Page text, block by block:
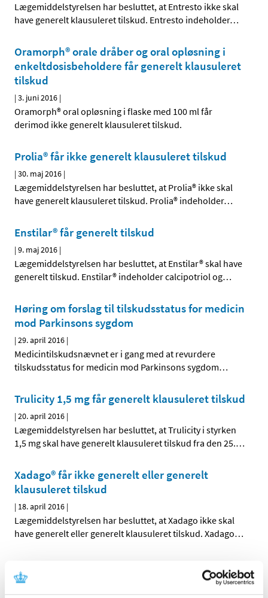
Lægemiddelstyrelsen har besluttet, at Entresto ikke skal
have generelt klausuleret tilskud. Entresto indeholder…
Oramorph® orale dråber og oral opløsning i
enkeltdosisbeholdere får generelt klausuleret
tilskud
|3. juni 2016 |
Oramorph® oral opløsning i flaske med 100 ml får
derimod ikke generelt klausuleret tilskud.
Prolia® får ikke generelt klausuleret tilskud
|30. maj 2016 |
Lægemiddelstyrelsen har besluttet, at Prolia® ikke skal
have generelt klausuleret tilskud. Prolia® indeholder…
Enstilar® får generelt tilskud
|9. maj 2016 |
Lægemiddelstyrelsen har besluttet, at Enstilar® skal have
generelt tilskud. Enstilar® indeholder calcipotriol og…
Høring om forslag til tilskudsstatus for medicin
mod Parkinsons sygdom
|29. april 2016 |
Medicintilskudsnævnet er i gang med at revurdere
tilskudsstatus for medicin mod Parkinsons sygdom…
Trulicity 1,5 mg får generelt klausuleret tilskud
|20. april 2016 |
Lægemiddelstyrelsen har besluttet, at Trulicity i styrken
1,5 mg skal have generelt klausuleret tilskud fra den 25.…
Xadago® får ikke generelt eller generelt
klausuleret tilskud
| 18. april 2016 |
Lægemiddelstyrelsen har besluttet, at Xadago ikke skal
have generelt eller generelt klausuleret tilskud. Xadago…
medicin mod demens